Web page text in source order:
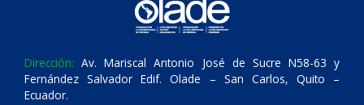
Dirección: Av. Mariscal Antonio José de Sucre N58-63 y
Fernández Salvador Edif. Olade – San Carlos, Quito –
Ecuador.